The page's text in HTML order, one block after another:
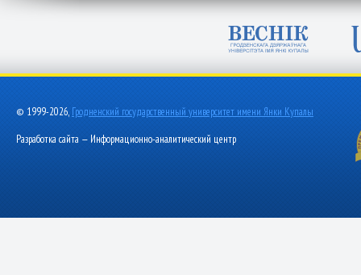
© 1999-2026, Гродненский государственный университет имени Янки Купалы
Разработка сайта — Информационно-аналитический центр